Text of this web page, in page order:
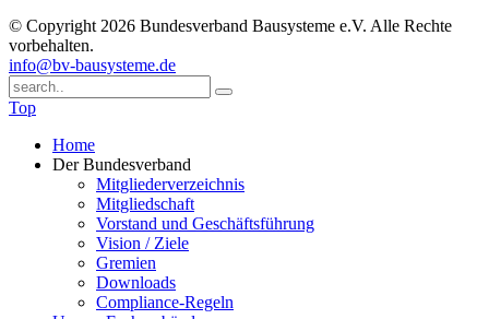
© Copyright 2026 Bundesverband Bausysteme e.V. Alle Rechte
vorbehalten.
info@bv-bausysteme.de
Top
Home
Der Bundesverband
Mitgliederverzeichnis
Mitgliedschaft
Vorstand und Geschäftsführung
Vision / Ziele
Gremien
Downloads
Compliance-Regeln